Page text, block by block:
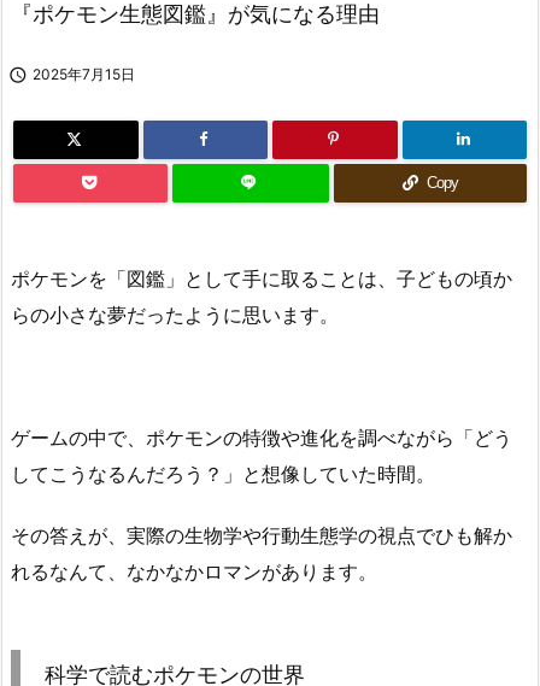
『ポケモン生態図鑑』が気になる理由
 2025年7月15日
Copy
ポケモンを「図鑑」として手に取ることは、子どもの頃か
らの小さな夢だったように思います。
ゲームの中で、ポケモンの特徴や進化を調べながら「どう
してこうなるんだろう？」と想像していた時間。
その答えが、実際の生物学や行動生態学の視点でひも解か
れるなんて、なかなかロマンがあります。
科学で読むポケモンの世界